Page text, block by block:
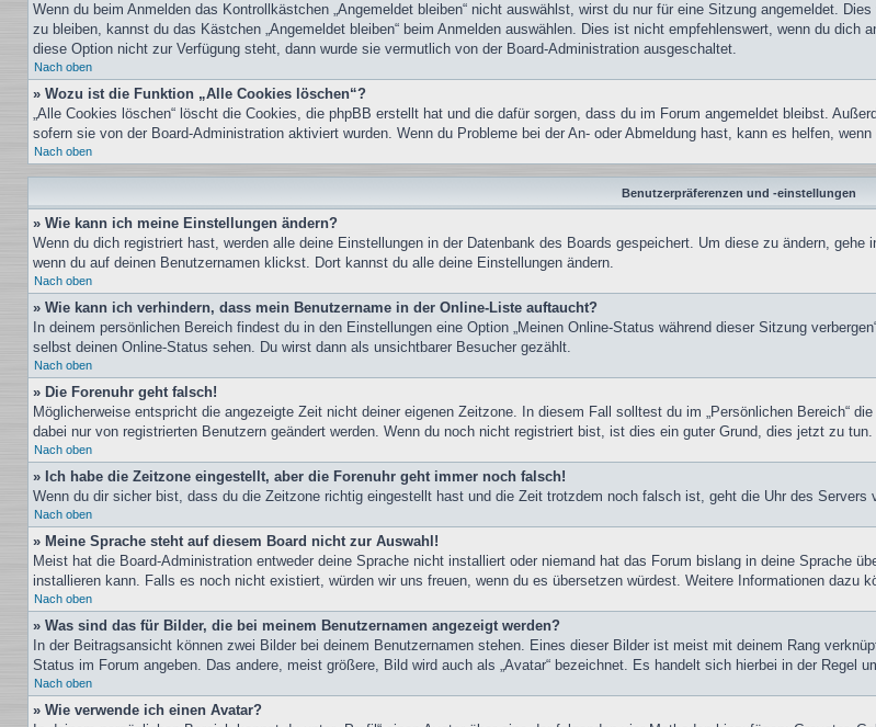
Wenn du beim Anmelden das Kontrollkästchen „Angemeldet bleiben“ nicht auswählst, wirst du nur für eine Sitzung angemeldet.
zu bleiben, kannst du das Kästchen „Angemeldet bleiben“ beim Anmelden auswählen. Dies ist nicht empfehlenswert, wenn du
diese Option nicht zur Verfügung steht, dann wurde sie vermutlich von der Board-Administration ausgeschaltet.
Nach oben
» Wozu ist die Funktion „Alle Cookies löschen“?
„Alle Cookies löschen“ löscht die Cookies, die phpBB erstellt hat und die dafür sorgen, dass du im Forum angemeldet bleibst.
sofern sie von der Board-Administration aktiviert wurden. Wenn du Probleme bei der An- oder Abmeldung hast, kann es helfen,
Nach oben
Benutzerpräferenzen und -einstellungen
» Wie kann ich meine Einstellungen ändern?
Wenn du dich registriert hast, werden alle deine Einstellungen in der Datenbank des Boards gespeichert. Um diese zu ändern,
wenn du auf deinen Benutzernamen klickst. Dort kannst du alle deine Einstellungen ändern.
Nach oben
» Wie kann ich verhindern, dass mein Benutzername in der Online-Liste auftaucht?
In deinem persönlichen Bereich findest du in den Einstellungen eine Option „Meinen Online-Status während dieser Sitzung
selbst deinen Online-Status sehen. Du wirst dann als unsichtbarer Besucher gezählt.
Nach oben
» Die Forenuhr geht falsch!
Möglicherweise entspricht die angezeigte Zeit nicht deiner eigenen Zeitzone. In diesem Fall solltest du im „Persönlichen Bereich“
dabei nur von registrierten Benutzern geändert werden. Wenn du noch nicht registriert bist, ist dies ein guter Grund, dies jetzt zu tun.
Nach oben
» Ich habe die Zeitzone eingestellt, aber die Forenuhr geht immer noch falsch!
Wenn du dir sicher bist, dass du die Zeitzone richtig eingestellt hast und die Zeit trotzdem noch falsch ist, geht die Uhr des
Nach oben
» Meine Sprache steht auf diesem Board nicht zur Auswahl!
Meist hat die Board-Administration entweder deine Sprache nicht installiert oder niemand hat das Forum bislang in deine Sprache
installieren kann. Falls es noch nicht existiert, würden wir uns freuen, wenn du es übersetzen würdest. Weitere Informationen dazu
Nach oben
» Was sind das für Bilder, die bei meinem Benutzernamen angezeigt werden?
In der Beitragsansicht können zwei Bilder bei deinem Benutzernamen stehen. Eines dieser Bilder ist meist mit deinem Rang
Status im Forum angeben. Das andere, meist größere, Bild wird auch als „Avatar“ bezeichnet. Es handelt sich hierbei in der
Nach oben
» Wie verwende ich einen Avatar?